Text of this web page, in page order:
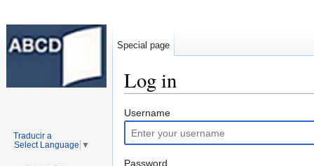
Log in
Username
Password
Special page
Traducir a
Select Language ▼